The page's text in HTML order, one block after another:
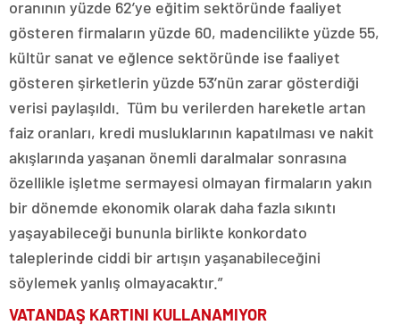
oranının yüzde 62’ye eğitim sektöründe faaliyet
gösteren firmaların yüzde 60, madencilikte yüzde 55,
kültür sanat ve eğlence sektöründe ise faaliyet
gösteren şirketlerin yüzde 53’nün zarar gösterdiği
verisi paylaşıldı. Tüm bu verilerden hareketle artan
faiz oranları, kredi musluklarının kapatılması ve nakit
akışlarında yaşanan önemli daralmalar sonrasına
özellikle işletme sermayesi olmayan firmaların yakın
bir dönemde ekonomik olarak daha fazla sıkıntı
yaşayabileceği bununla birlikte konkordato
taleplerinde ciddi bir artışın yaşanabileceğini
söylemek yanlış olmayacaktır.”
VATANDAŞ KARTINI KULLANAMIYOR